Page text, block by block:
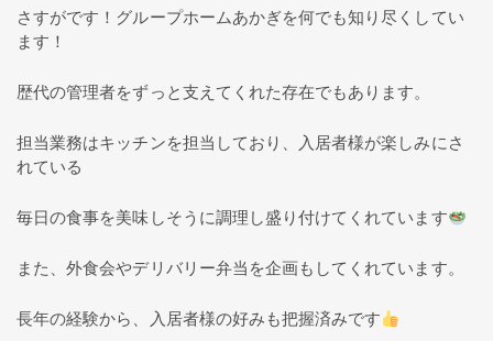
さすがです！グループホームあかぎを何でも知り尽くしてい
ます！
歴代の管理者をずっと支えてくれた存在でもあります。
担当業務はキッチンを担当しており、入居者様が楽しみにさ
れている
毎日の食事を美味しそうに調理し盛り付けてくれています
また、外食会やデリバリー弁当を企画もしてくれています。
長年の経験から、入居者様の好みも把握済みです